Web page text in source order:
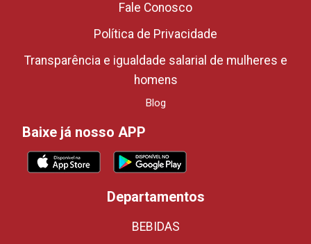
Fale Conosco
Política de Privacidade
Transparência e igualdade salarial de mulheres e
homens
Blog
Baixe já nosso APP
Departamentos
BEBIDAS